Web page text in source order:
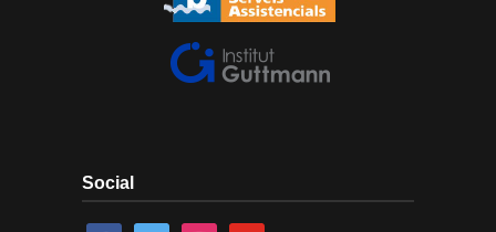
Social